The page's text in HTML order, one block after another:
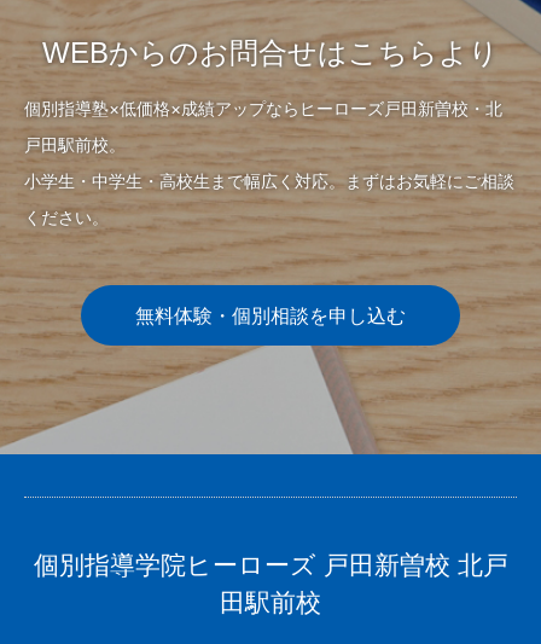
WEBからのお問合せはこちらより
個別指導塾×低価格×成績アップならヒーローズ戸田新曽校・北
戸田駅前校。
小学生・中学生・高校生まで幅広く対応。まずはお気軽にご相談
ください。
無料体験・個別相談を申し込む
個別指導学院ヒーローズ 戸田新曽校 北戸
田駅前校